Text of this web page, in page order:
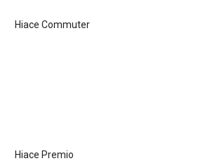
Hiace Commuter
Hiace Premio